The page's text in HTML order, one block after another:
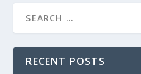
RECENT POSTS